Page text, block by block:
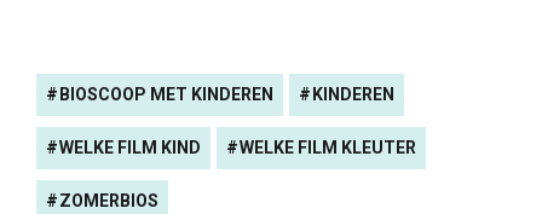
BIOSCOOP MET KINDEREN KINDEREN
WELKE FILM KIND WELKE FILM KLEUTER
ZOMERBIOS